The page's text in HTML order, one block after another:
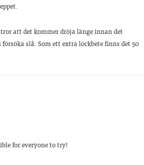
att det kommer dröja länge innan det
slå. Som ett extra lockbete finns det 50
for everyone to try!